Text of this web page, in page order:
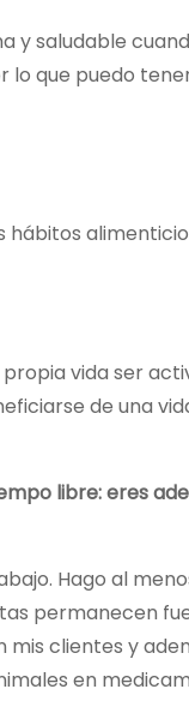
y saludable
lo que puedo
hábitos
propia vida ser
de una
libre: eres
Hago al
permanecen
clientes y
en